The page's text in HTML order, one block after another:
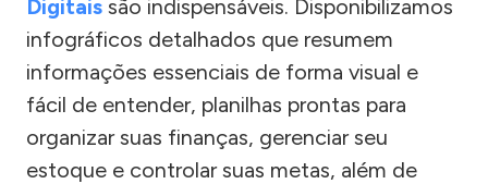
Digitais são indispensáveis. Disponibilizamos
infográficos detalhados que resumem
informações essenciais de forma visual e
fácil de entender, planilhas prontas para
organizar suas finanças, gerenciar seu
estoque e controlar suas metas, além de